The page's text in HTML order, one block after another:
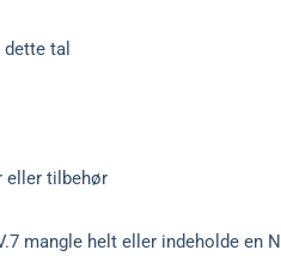
tal
eller tilbehør
mangle helt eller indeholde en